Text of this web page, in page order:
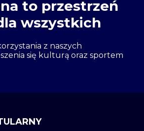
to przestrzeń
wszystkich
z naszych
się kulturą oraz sportem